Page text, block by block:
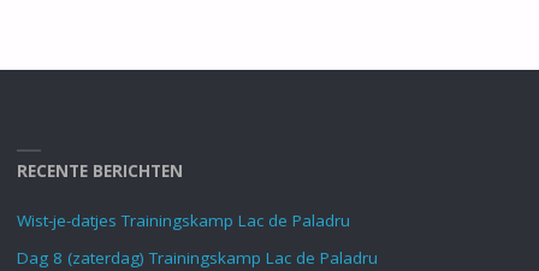
RECENTE BERICHTEN
Wist-je-datjes Trainingskamp Lac de Paladru
Dag 8 (zaterdag) Trainingskamp Lac de Paladru